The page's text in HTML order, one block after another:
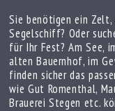
Sie benötigen ein Zelt,
Segelschiff? Oder
für Ihr Fest? Am See,
alten Bauernhof, im
finden sicher das
wie Gut Romenthal,
Brauerei Stegen etc.